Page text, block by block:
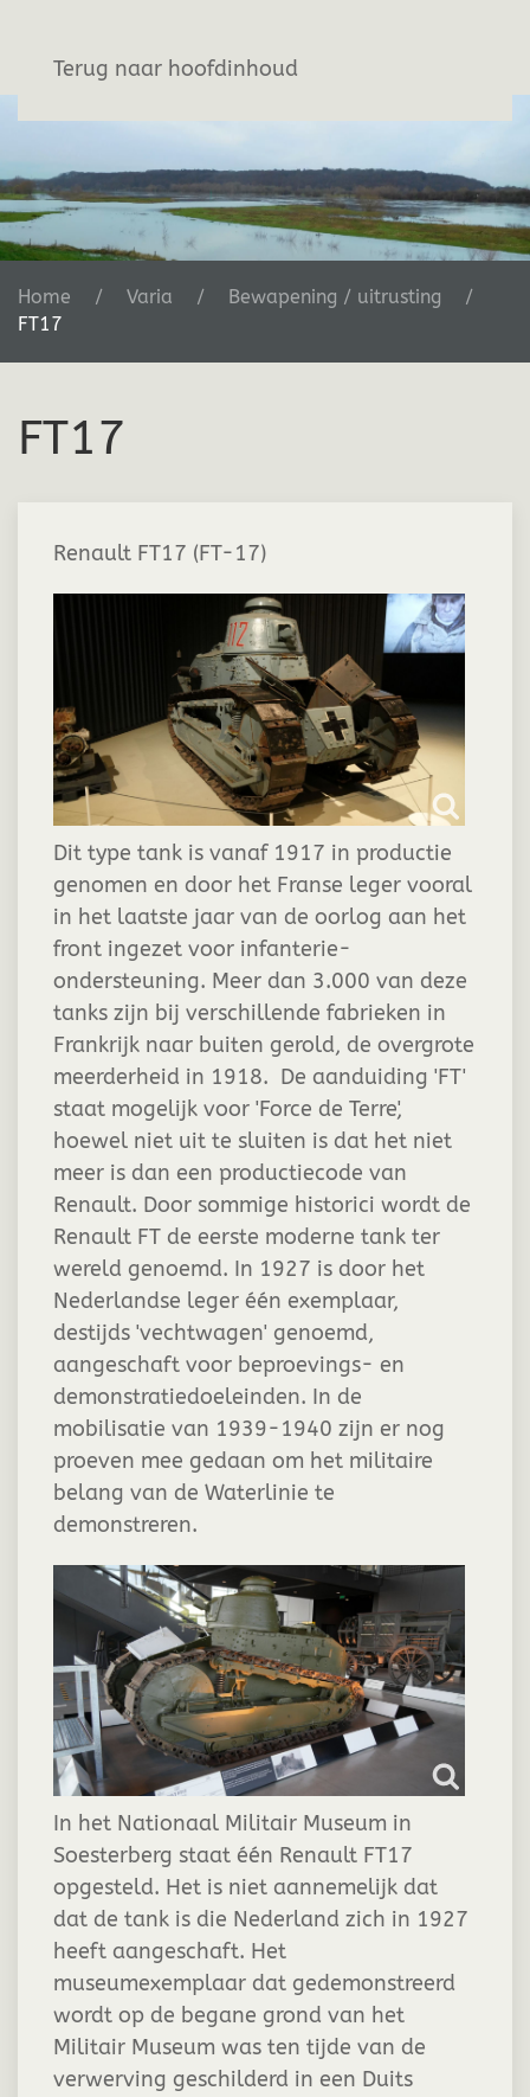
Terug naar hoofdinhoud
Home Varia
Bewapening / uitrusting
FT17
FT17
Renault FT17 (FT-17)
Dit type tank is vanaf 1917 in productie
genomen en door het Franse leger vooral
in het laatste jaar van de oorlog aan het
front ingezet voor infanterie-
ondersteuning. Meer dan 3.000 van deze
tanks zijn bij verschillende fabrieken in
Frankrijk naar buiten gerold, de overgrote
meerderheid in 1918. De aanduiding 'FT'
staat mogelijk voor 'Force de Terre',
hoewel niet uit te sluiten is dat het niet
meer is dan een productiecode van
Renault. Door sommige historici wordt de
Renault FT de eerste moderne tank ter
wereld genoemd. In 1927 is door het
Nederlandse leger één exemplaar,
destijds 'vechtwagen' genoemd,
aangeschaft voor beproevings- en
demonstratiedoeleinden. In de
mobilisatie van 1939-1940 zijn er nog
proeven mee gedaan om het militaire
belang van de Waterlinie te
demonstreren.
In het Nationaal Militair Museum in
Soesterberg staat één Renault FT17
opgesteld. Het is niet aannemelijk dat
dat de tank is die Nederland zich in 1927
heeft aangeschaft. Het
museumexemplaar dat gedemonstreerd
wordt op de begane grond van het
Militair Museum was ten tijde van de
verwerving geschilderd in een Duits